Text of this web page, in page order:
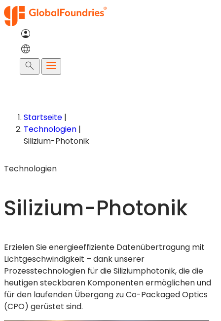
Zum
Inhalt
springen
Suche
Startseite |
Technologien |
Silizium-Photonik
Technologien
Silizium-Photonik
Erzielen Sie energieeffiziente Datenübertragung mit
Lichtgeschwindigkeit – dank unserer
Prozesstechnologien für die Siliziumphotonik, die die
heutigen steckbaren Komponenten ermöglichen und
für den laufenden Übergang zu Co-Packaged Optics
(CPO) gerüstet sind.